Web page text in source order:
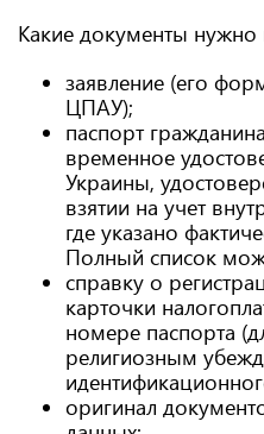
Какие документы нужно
заявление (его
ЦПАУ);
паспорт
временное
Украины,
взятии на учет
где указано
Полный список
справку о
карточки
номере паспорта
религиозным
оригинал